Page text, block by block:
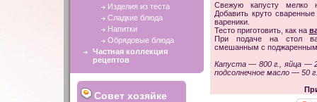
Изделия из теста
Сладкие блюда
Напитки
Обрядовые блюда
Частная коллекция
рецептов
Совет хозяйке
Свежую капусту мелко
Добавить круто
вареники.
Тесто приготовить, как на
При подаче на стол
смешанным с
Капуста — 800 г., яйца —
подсолнечное масло — 50 г.